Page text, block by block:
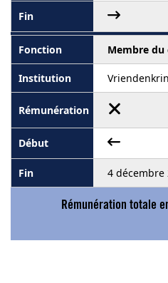
Membre
4 décembre
Rémunération totale